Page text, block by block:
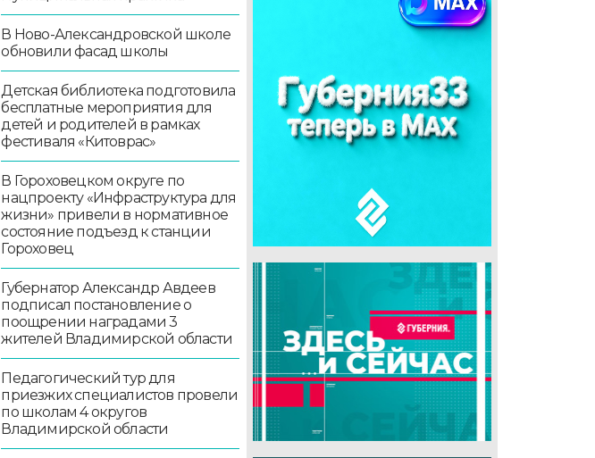
В Ново-Александровской школе
обновили фасад школы
Детская библиотека подготовила
бесплатные мероприятия для
детей и родителей в рамках
фестиваля «Китоврас»
В Гороховецком округе по
нацпроекту «Инфраструктура для
жизни» привели в нормативное
состояние подъезд к станции
Гороховец
Губернатор Александр Авдеев
подписал постановление о
поощрении наградами 3
жителей Владимирской области
Педагогический тур для
приезжих специалистов провели
по школам 4 округов
Владимирской области